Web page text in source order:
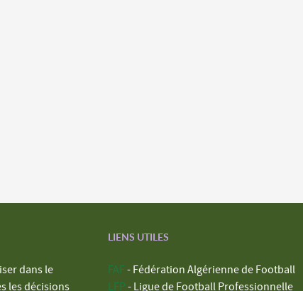
dans le
les décisions
LIENS UTILES
FAF - Fédération Algérienne de Football
LFP - Ligue de Football Professionnelle